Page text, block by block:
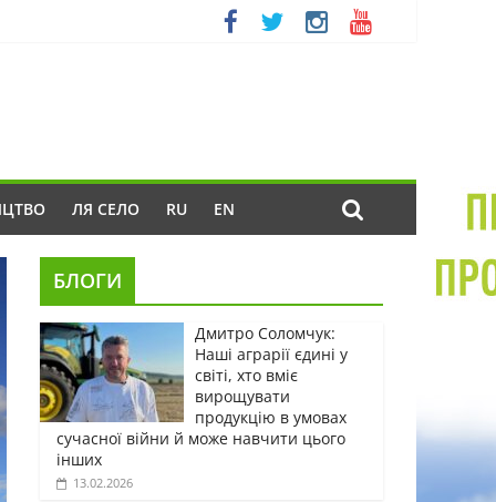
ЛЯ СЕЛО RU EN
БЛОГИ
Дмитро Соломчук:
Наші аграрії єдині у
світі, хто вміє
вирощувати
продукцію в умовах
сучасної війни й може навчити цього
інших
13.02.2026